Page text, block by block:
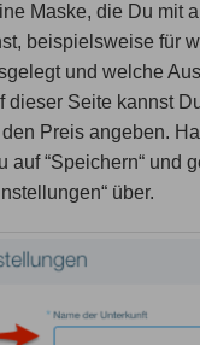
Maske, die Du mit
beispielsweise für
und welche
dieser Seite kannst
Preis angeben.
auf “Speichern“ und
über.